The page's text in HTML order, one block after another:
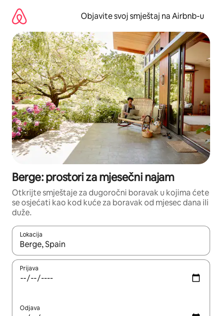
sadržaj
Objavite svoj smještaj na Airbnb-u
Berge: prostori za mjesečni najam
Otkrijte smještaje za dugoročni boravak u kojima ćete
se osjećati kao kod kuće za boravak od mjesec dana ili
duže.
Lokacija
Kad su rezultati dostupni, možete da se krećete kroz njih
Prijava
Odjava